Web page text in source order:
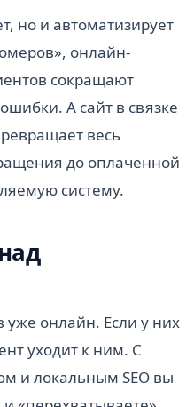
но и автоматизирует
онлайн-
сокращают
А сайт в связке
весь
до оплаченной
систему.
уже онлайн. Если у них
уходит к ним. С
и локальным SEO вы